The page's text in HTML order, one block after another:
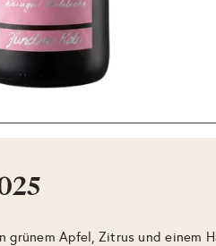
grünem Apfel, Zitrus und einem